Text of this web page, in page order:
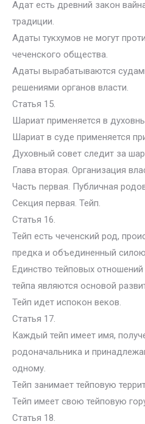
Адат есть древний закон
традиции.
Адаты тукхумов не могут
чеченского общества.
Адаты вырабатываются
решениями органов власти.
Статья 15.
Шариат применяется в
Шариат в суде применяется
Духовный совет следит за
Глава вторая. Организация
Часть первая. Публичная
Секция первая. Тейп.
Статья 16.
Тейп есть чеченский род,
предка и объединенный
Единство тейповых
тейпа являются основой
Тейп идет испокон веков.
Статья 17.
Каждый тейп имеет имя,
родоначальника и
одному.
Тейп занимает тейповую
Тейп имеет свою тейповую
Статья 18.